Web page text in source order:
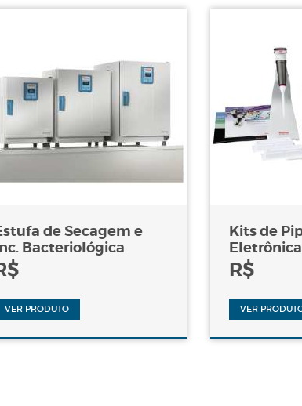
de Secagem e
Bacteriológica
VER PRODUTO
Kits de
R$
VER